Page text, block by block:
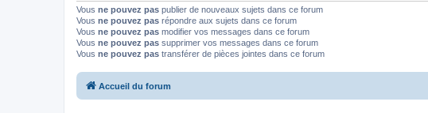
Vous ne pouvez pas publier de nouveaux sujets dans ce forum
Vous ne pouvez pas répondre aux sujets dans ce forum
Vous ne pouvez pas modifier vos messages dans ce forum
Vous ne pouvez pas supprimer vos messages dans ce forum
Vous ne pouvez pas transférer de pièces jointes dans ce forum
Accueil du forum